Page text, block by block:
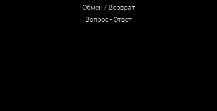
Обмен / Возврат
Вопрос - Ответ